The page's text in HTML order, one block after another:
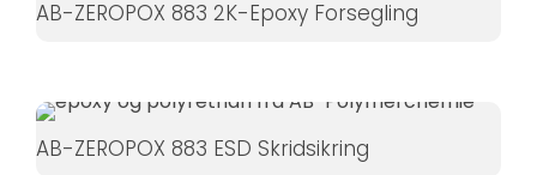
AB-ZEROPOX 883 2K-Epoxy Forsegling
AB-ZEROPOX 883 ESD Skridsikring